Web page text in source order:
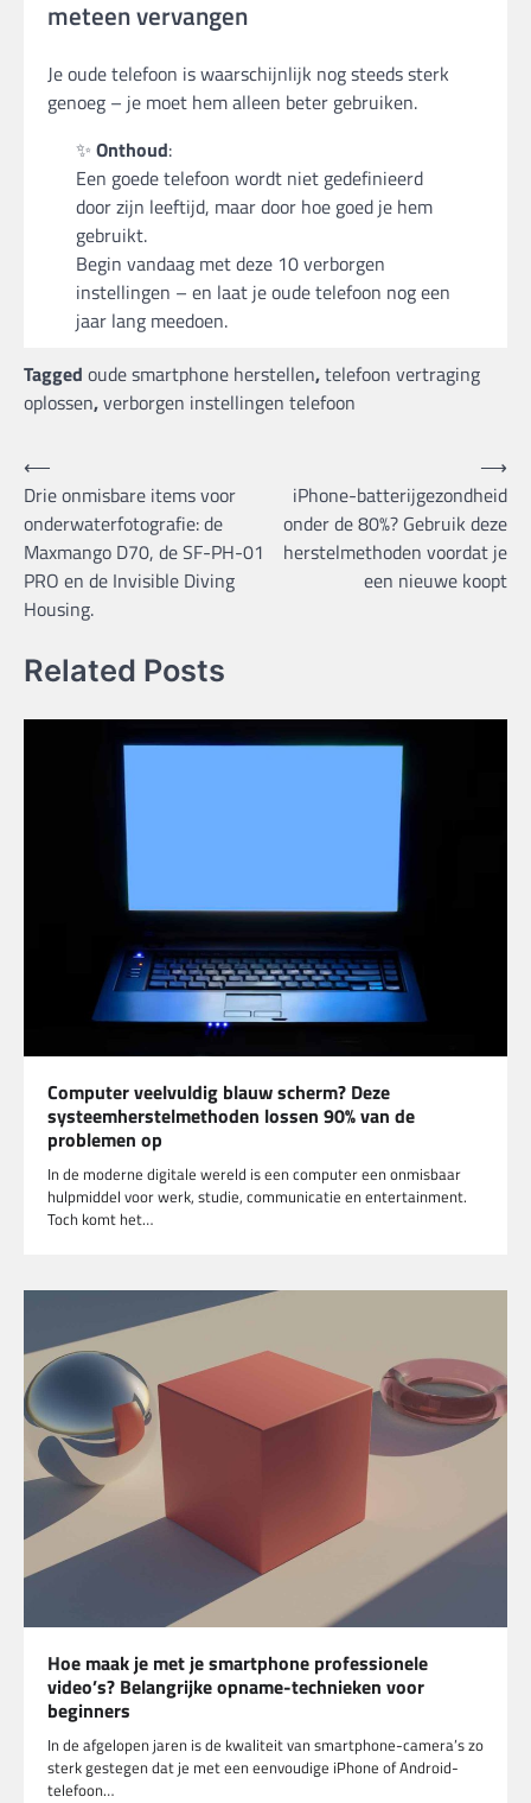
meteen vervangen
Je oude telefoon is waarschijnlijk nog steeds sterk
genoeg – je moet hem alleen beter gebruiken.
✨ Onthoud:
Een goede telefoon wordt niet gedefinieerd
door zijn leeftijd, maar door hoe goed je hem
gebruikt.
Begin vandaag met deze 10 verborgen
instellingen – en laat je oude telefoon nog een
jaar lang meedoen.
Tagged oude smartphone herstellen,telefoon vertraging
oplossen,verborgen instellingen telefoon
Bericht
navigatie
⟵
Drie onmisbare items voor
onderwaterfotografie: de
Maxmango D70, de SF-PH-01
PRO en de Invisible Diving
Housing.
iPhone-batterijgezondheid
onder de 80%? Gebruik deze
herstelmethoden voordat je
een nieuwe koopt
⟶
Related Posts
Computer veelvuldig blauw scherm? Deze
systeemherstelmethoden lossen 90% van de
problemen op
In de moderne digitale wereld is een computer een onmisbaar
hulpmiddel voor werk, studie, communicatie en entertainment.
Toch komt het…
Hoe maak je met je smartphone professionele
video’s? Belangrijke opname-technieken voor
beginners
In de afgelopen jaren is de kwaliteit van smartphone-camera’s zo
sterk gestegen dat je met een eenvoudige iPhone of Android-
telefoon…